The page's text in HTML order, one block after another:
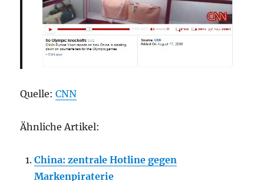
Quelle:CNN
Ähnliche Artikel:
China: zentrale Hotline gegen
Markenpiraterie